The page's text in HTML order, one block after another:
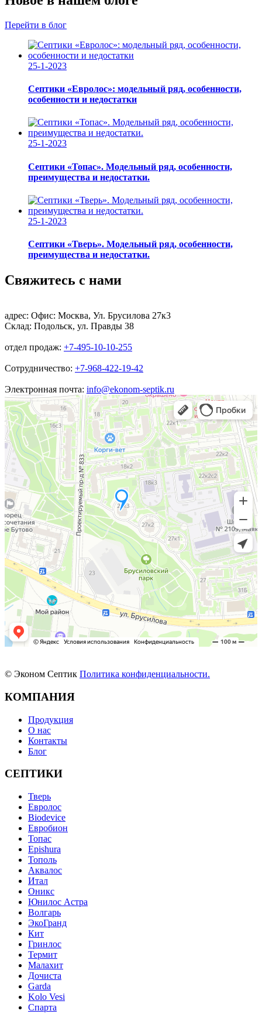
Перейти в блог
25-1-2023
Септики «Евролос»: модельный ряд, особенности,
особенности и недостатки
25-1-2023
Септики «Топас». Модельный ряд, особенности,
преимущества и недостатки.
25-1-2023
Септики «Тверь». Модельный ряд, особенности,
преимущества и недостатки.
Свяжитесь с нами
адрес: Офис: Москва, Ул. Брусилова 27к3
Склад: Подольск, ул. Правды 38
отдел продаж: +7-495-10-10-255
Сотрудничество: +7-968-422-19-42
Электронная почта: info@ekonom-septik.ru
© Эконом Септик Политика конфиденциальности.
КОМПАНИЯ
Продукция
О нас
Контакты
Блог
СЕПТИКИ
Тверь
Евролос
Biodevice
Евробион
Топас
Epishura
Тополь
Аквалос
Итал
Оникс
Юнилос Астра
Волгарь
ЭкоГранд
Кит
Гринлос
Термит
Малахит
Дочиста
Garda
Kolo Vesi
Спарта